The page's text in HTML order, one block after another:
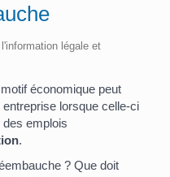
légale et
économique peut
lorsque celle-ci
emplois
.
? Que doit